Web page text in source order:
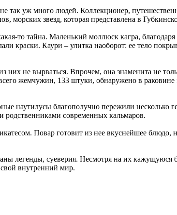
так уж много людей. Коллекционер,
звезд, которая представлена в
то тайна. Маленький моллюск кагра,
краски. Каури – улитка наоборот: ее тело
них не вырваться. Впрочем, она знаменита не
жемчужин, 133 штуки, обнаружено в
наутилусы благополучно пережили несколько
современных кальмаров.
Повар готовит из нее вкуснейшее блюдо,
легенды, суеверия. Несмотря на их кажущуюся
внутренний мир.